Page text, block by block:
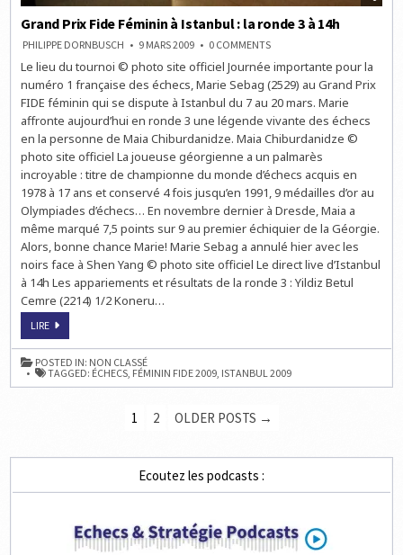
Grand Prix Fide Féminin à Istanbul : la ronde 3 à 14h
PHILIPPE DORNBUSCH 9 MARS 2009 0 COMMENTSON
PRIX
FIDE
FÉMININ
À
ISTANBUL
:
RONDE
3
À
14H
Le lieu du tournoi © photo site officiel Journée importante pour la
numéro 1 française des échecs, Marie Sebag (2529) au Grand Prix
FIDE féminin qui se dispute à Istanbul du 7 au 20 mars. Marie
affronte aujourd’hui en ronde 3 une légende vivante des échecs
en la personne de Maia Chiburdanidze. Maia Chiburdanidze ©
photo site officiel La joueuse géorgienne a un palmarès
incroyable : titre de championne du monde d’échecs acquis en
1978 à 17 ans et conservé 4 fois jusqu’en 1991, 9 médailles d’or au
Olympiades d’échecs… En novembre dernier à Dresde, Maia a
même marqué 7,5 points sur 9 au premier échiquier de la Géorgie.
Alors, bonne chance Marie! Marie Sebag a annulé hier avec les
noirs face à Shen Yang © photo site officiel Le direct live d’Istanbul
à 14h Les appariements et résultats de la ronde 3 : Yildiz Betul
Cemre (2214) 1/2 Koneru…
LIREGRAND
FIDE
FÉMININ
À
ISTANBUL
:
POSTED IN: NON CLASSÉ
TAGGED: ÉCHECS, FÉMININ FIDE 2009, ISTANBUL 2009
PAGINATION
PUBLICATIONS
1 2 OLDER POSTS →
Ecoutez les podcasts :